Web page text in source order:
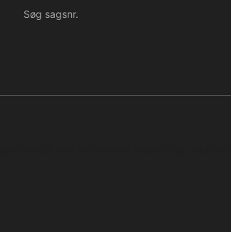
Søg sagsnr.